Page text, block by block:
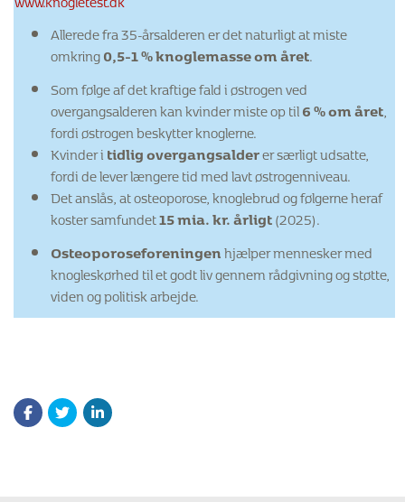
Allerede fra 35-årsalderen er det naturligt at miste
omkring0,5-1 % knoglemasse om året.
Som følge af det kraftige fald i østrogen ved
overgangsalderen kan kvinder miste op til6 % om året
fordi østrogen beskytter knoglerne.
Kvinder itidlig overgangsalderer særligt udsatte,
fordi de lever længere tid med lavt østrogenniveau.
Det anslås, at osteoporose, knoglebrud og følgerne heraf
koster samfundet15 mia. kr. årligt(2025).
Osteoporoseforeningenhjælper mennesker med
knogleskørhed til et godt liv gennem rådgivning og støtte,
viden og politisk arbejde.